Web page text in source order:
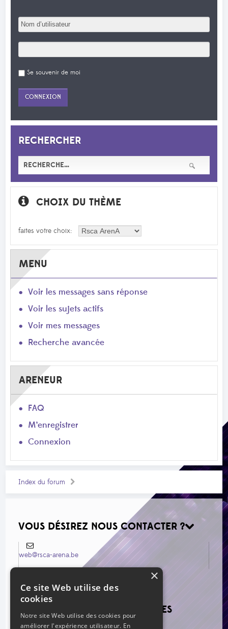
Se souvenir de moi
RECHERCHER
CHOIX DU THÈME
faites votre choix:
MENU
Voir les messages sans réponse
Voir les sujets actifs
Voir mes messages
Recherche avancée
ARENEUR
FAQ
M’enregistrer
Connexion
Index du forum
VOUS DÉSIREZ NOUS CONTACTER ?
web@rsca-arena.be
VOIR LES NOUVEAUX MESSAGES
×
Ce site Web utilise des
cookies
Notre site Web utilise des cookies pour
améliorer l'expérience utilisateur. En